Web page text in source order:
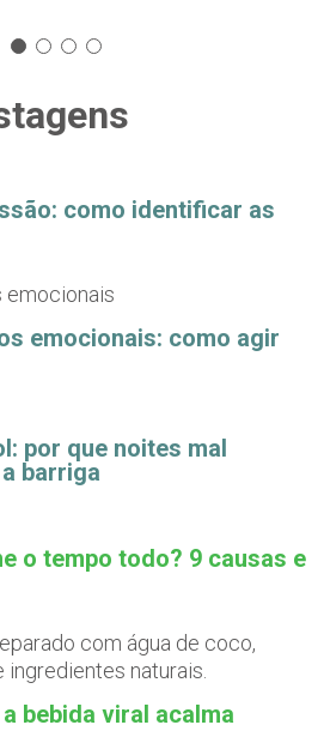
como identificar as
emocionais: como agir
por que noites mal
barriga
o tempo todo? 9 causas e
bebida viral acalma